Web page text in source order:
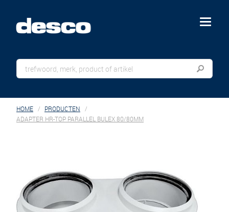
menu
HOME
PRODUCTEN
ADAPTER HR-TOP PARALLEL BULEX 80/80MM